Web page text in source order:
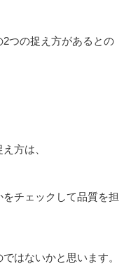
つの捉え方があるとの
方は、
をチェックして品質を担
はないかと思います。